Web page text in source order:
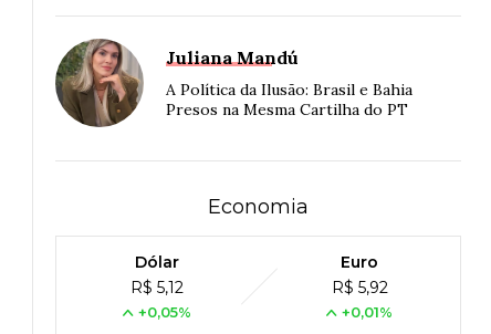
Juliana Mandú
A Política da Ilusão: Brasil e Bahia
Presos na Mesma Cartilha do PT
Economia
Dólar
R$ 5,12
+0,05%
Euro
R$ 5,92
+0,01%